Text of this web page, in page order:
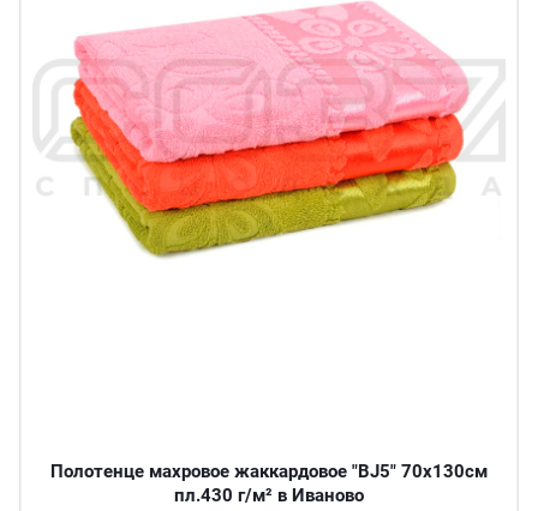
Полотенце махровое жаккардовое "BJ5" 70х130см
пл.430 г/м² в Иваново